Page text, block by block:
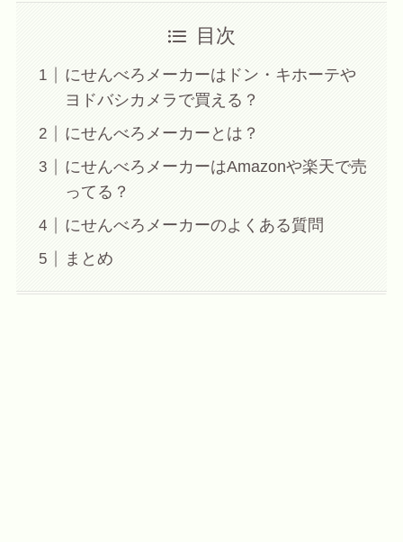
目次
にせんべろメーカーはドン・キホーテや
ヨドバシカメラで買える？
にせんべろメーカーとは？
にせんべろメーカーはAmazonや楽天で売
ってる？
にせんべろメーカーのよくある質問
まとめ